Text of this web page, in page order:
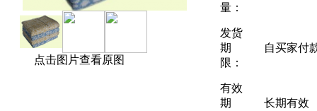
点击图片查看原图
量：
发货
期
限：
自买家付
有效
期
长期有效